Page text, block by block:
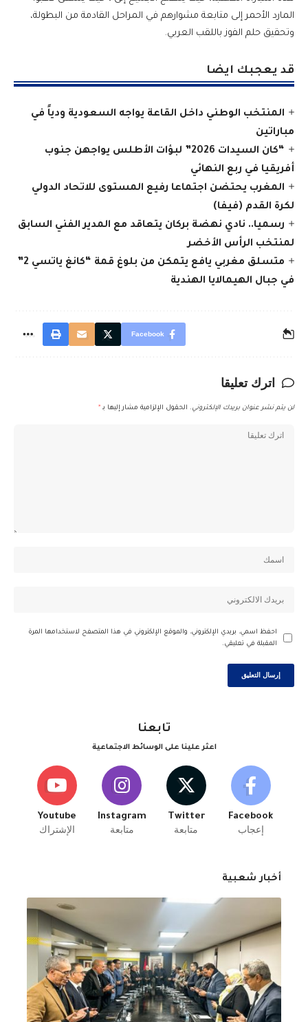
المارد الأحمر إلى متابعة مشوارهم في المراحل القادمة من البطولة،
وتحقيق حلم الفوز باللقب العربي.
قد يعجبك ايضا
المنتخب الوطني داخل القاعة يواجه السعودية ودياً في
مباراتين
“كان السيدات 2026” لبؤات الأطلس يواجهن جنوب
أفريقيا في ربع النهائي
المغرب يحتضن اجتماعا رفيع المستوى للاتحاد الدولي
لكرة القدم (فيفا)
رسميا.. نادي نهضة بركان يتعاقد مع المدير الفني السابق
لمنتخب الرأس الأخضر
متسلق مغربي يافع يتمكن من بلوغ قمة “كانغ ياتسي 2”
في جبال الهيمالايا الهندية
Facebook
اترك تعليقا
لن يتم نشر عنوان بريدك الإلكتروني. الحقول الإلزامية مشار إليها بـ *
احفظ اسمي، بريدي الإلكتروني، والموقع الإلكتروني في هذا المتصفح لاستخدامها المرة
المقبلة في تعليقي.
تابعنا
اعثر علينا على الوسائط الاجتماعية
Facebook
إعجاب
Twitter
متابعة
Instagram
متابعة
Youtube
الإشتراك
أخبار شعبية